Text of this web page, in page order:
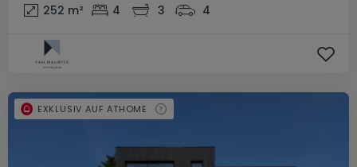
252 m² 4 3 4
EXKLUSIV AUF ATHOME